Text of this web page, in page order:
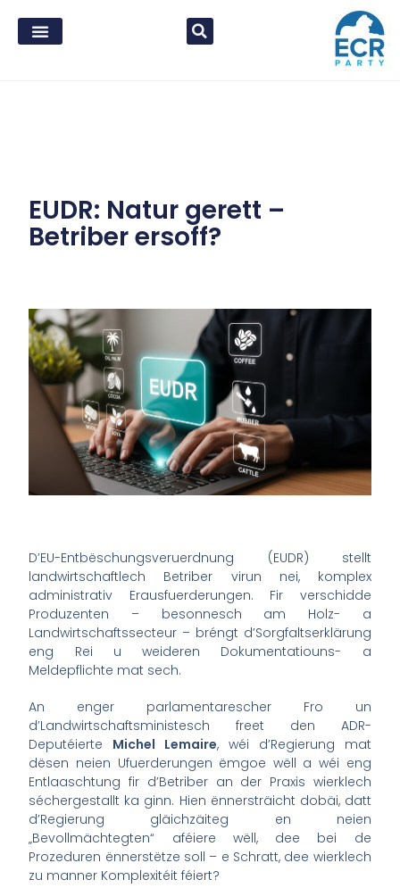
EUDR: Natur gerett –
Betriber ersoff?
D’EU-Entbëschungsveruerdnung (EUDR) stellt
landwirtschaftlech Betriber virun nei, komplex
administrativ Erausfuerderungen. Fir verschidde
Produzenten – besonnesch am Holz- a
Landwirtschaftssecteur – bréngt d’Sorgfaltserklärung
eng Rei u weideren Dokumentatiouns- a
Meldepflichte mat sech.
An enger parlamentarescher Fro un
d’Landwirtschaftsministesch freet den ADR-
Deputéierte Michel Lemaire, wéi d’Regierung mat
dësen neien Ufuerderungen ëmgoe wëll a wéi eng
Entlaaschtung fir d’Betriber an der Praxis wierklech
séchergestallt ka ginn. Hien ënnersträicht dobäi, datt
d’Regierung gläichzäiteg en neien
„Bevollmächtegten“ aféiere wëll, dee bei de
Prozeduren ënnerstëtze soll – e Schratt, dee wierklech
zu manner Komplexitéit féiert?